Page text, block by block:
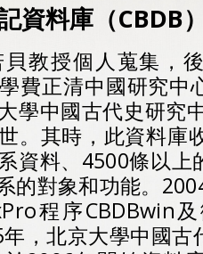
資料庫（CBDB
教授個人蒐集，
費正清中國研究中
學中國古代史研究
。其時，此資料庫
資料、4500條以上
的對象和功能。
程序CBDBwin
，北京大學中國古